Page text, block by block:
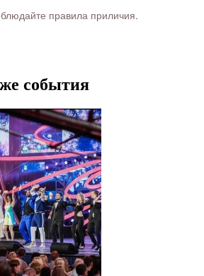
правила приличия.
события